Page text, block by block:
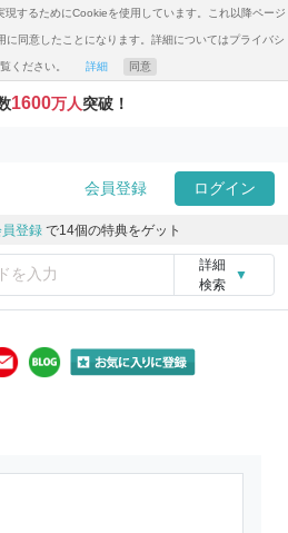
するためにCookieを使用しています。これ以降ページ
同意したことになります。詳細についてはプライバシ
ください。 詳細 同意
1600万人突破！
会員登録 ログイン
登録 で14個の特典をゲット
詳細
検索
▼